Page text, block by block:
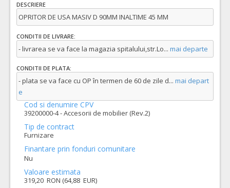
DESCRIERE
OPRITOR DE USA MASIV D 90MM INALTIME 45 MM
CONDITII DE LIVRARE:
- livrarea se va face la magazia spitalului,str.Lo... mai departe
CONDITII DE PLATA:
- plata se va face cu OP în termen de 60 de zile d... mai depart
e
Cod si denumire CPV
39200000-4 - Accesorii de mobilier (Rev.2)
Tip de contract
Furnizare
Finantare prin fonduri comunitare
Nu
Valoare estimata
319,20 RON (64,88 EUR)